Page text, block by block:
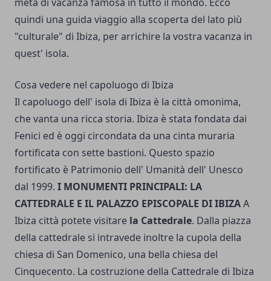
quindi una guida viaggio alla scoperta del lato più
"culturale" di Ibiza, per arrichire la vostra vacanza in
quest' isola.
Cosa vedere nel capoluogo di Ibiza
Il capoluogo dell' isola di Ibiza è la città omonima,
che vanta una ricca storia. Ibiza è stata fondata dai
Fenici ed è oggi circondata da una cinta muraria
fortificata con sette bastioni. Questo spazio
fortificato è Patrimonio dell' Umanità dell' Unesco
dal 1999. I MONUMENTI PRINCIPALI: LA
CATTEDRALE E IL PALAZZO EPISCOPALE DI IBIZAA
Ibiza città potete visitare la Cattedrale. Dalla piazza
della cattedrale si intravede inoltre la cupola della
chiesa di San Domenico, una bella chiesa del
Cinquecento. La costruzione della Cattedrale di Ibiza